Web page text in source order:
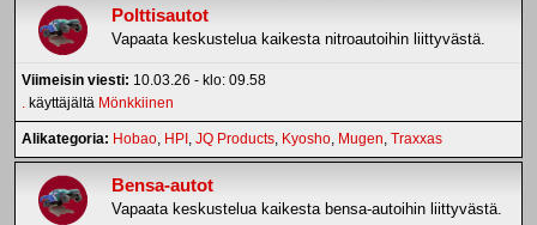
Polttisautot
Vapaata keskustelua kaikesta nitroautoihin liittyvästä.
Viimeisin viesti: 10.03.26 - klo: 09.58
. käyttäjältä Mönkkiinen
Alikategoria Hobao HPI JQ Products Kyosho Mugen Traxxas
Bensa-autot
Vapaata keskustelua kaikesta bensa-autoihin liittyvästä.